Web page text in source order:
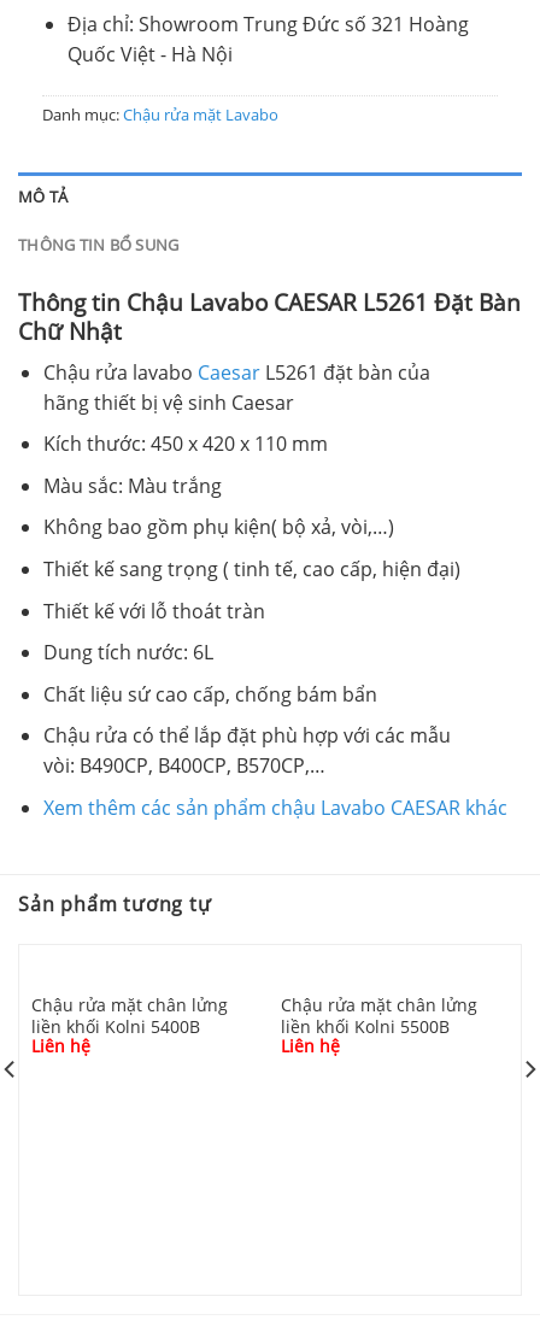
Địa chỉ: Showroom Trung Đức số 321 Hoàng
Quốc Việt - Hà Nội
Danh mục:Chậu rửa mặt Lavabo
MÔ TẢ
THÔNG TIN BỔ SUNG
Thông tin Chậu Lavabo CAESAR L5261 Đặt Bàn
Chữ Nhật
Chậu rửa lavabo Caesar L5261 đặt bàn của
hãng thiết bị vệ sinh Caesar
Kích thước: 450 x 420 x 110 mm
Màu sắc: Màu trắng
Không bao gồm phụ kiện( bộ xả, vòi,…)
Thiết kế sang trọng ( tinh tế, cao cấp, hiện đại)
Thiết kế với lỗ thoát tràn
Dung tích nước: 6L
Chất liệu sứ cao cấp, chống bám bẩn
Chậu rửa có thể lắp đặt phù hợp với các mẫu
vòi: B490CP, B400CP, B570CP,…
Xem thêm các sản phẩm chậu Lavabo CAESAR khác
Sản phẩm tương tự
Chậu rửa mặt chân lửng
liền khối Kolni 5400B
Liên hệ
Chậu rửa mặt chân lửng
liền khối Kolni 5500B
Liên hệ